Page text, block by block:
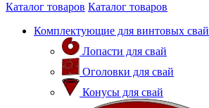
Каталог товаров Каталог товаров
Комплектующие для винтовых свай
Лопасти для свай
Оголовки для свай
Конусы для свай